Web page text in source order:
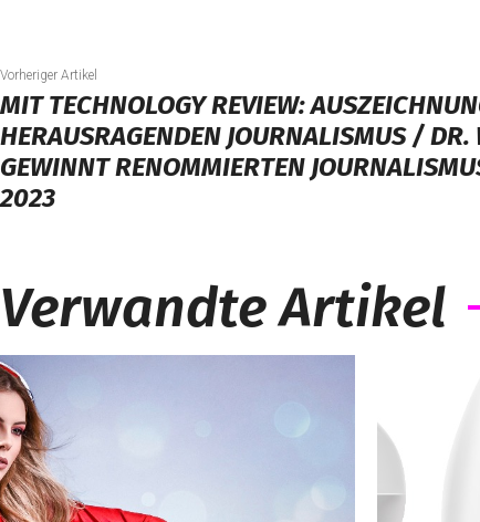
Vorheriger Artikel
MIT TECHNOLOGY REVIEW:
HERAUSRAGENDEN JOURNALISMUS / DR.
GEWINNT RENOMMIERTEN
2023
Verwandte Artikel